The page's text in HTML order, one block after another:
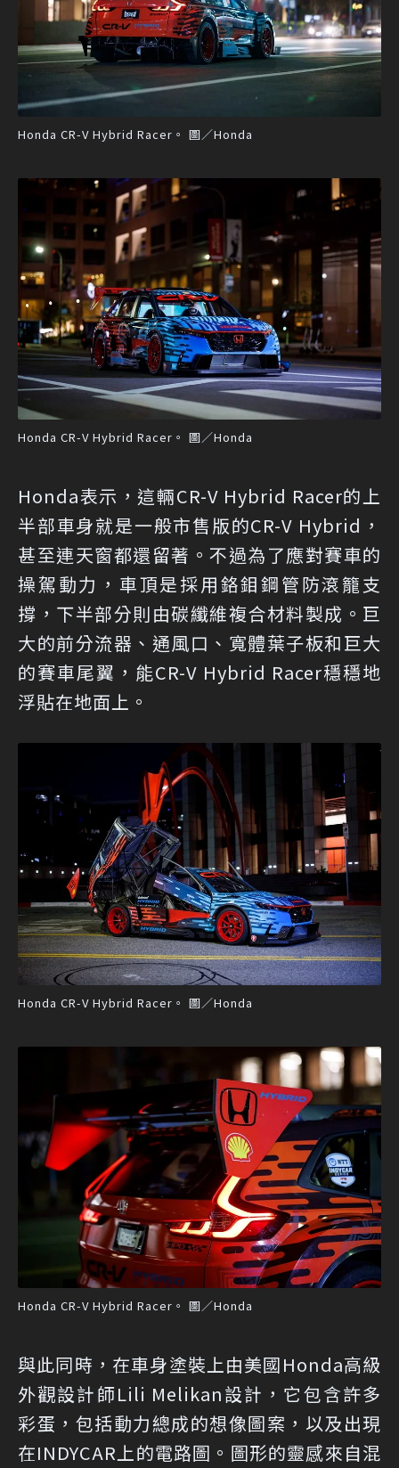
Honda CR-V Hybrid Racer。 圖／Honda
Honda CR-V Hybrid Racer。 圖／Honda
Honda表示，這輛CR-V Hybrid Racer的上
半部車身就是一般市售版的CR-V Hybrid，
甚至連天窗都還留著。不過為了應對賽車的
操駕動力，車頂是採用鉻鉬鋼管防滾籠支
撐，下半部分則由碳纖維複合材料製成。巨
大的前分流器、通風口、寬體葉子板和巨大
的賽車尾翼，能CR-V Hybrid Racer穩穩地
浮貼在地面上。
Honda CR-V Hybrid Racer。 圖／Honda
Honda CR-V Hybrid Racer。 圖／Honda
與此同時，在車身塗裝上由美國Honda高級
外觀設計師Lili Melikan設計，它包含許多
彩蛋，包括動力總成的想像圖案，以及出現
在INDYCAR上的電路圖。圖形的靈感來自混